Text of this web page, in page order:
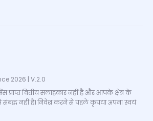
2026 | V.2.0
वित्तीय सलाहकार नहीं है और आपके क्षेत्र के
संबद्ध नहीं है। निवेश करने से पहले कृपया अपना स्वयं